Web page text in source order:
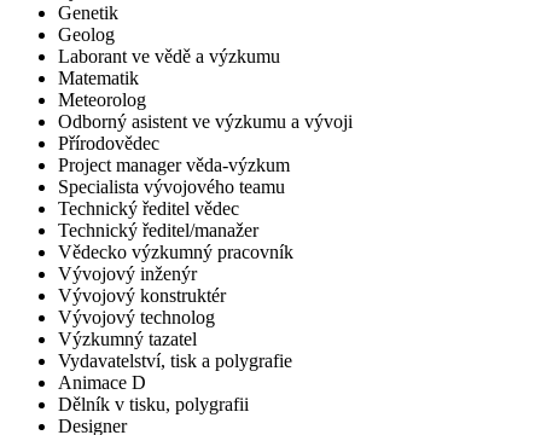
Genetik
Geolog
Laborant ve vědě a výzkumu
Matematik
Meteorolog
Odborný asistent ve výzkumu a vývoji
Přírodovědec
Project manager věda-výzkum
Specialista vývojového teamu
Technický ředitel vědec
Technický ředitel/manažer
Vědecko výzkumný pracovník
Vývojový inženýr
Vývojový konstruktér
Vývojový technolog
Výzkumný tazatel
Vydavatelství, tisk a polygrafie
Animace D
Dělník v tisku, polygrafii
Designer